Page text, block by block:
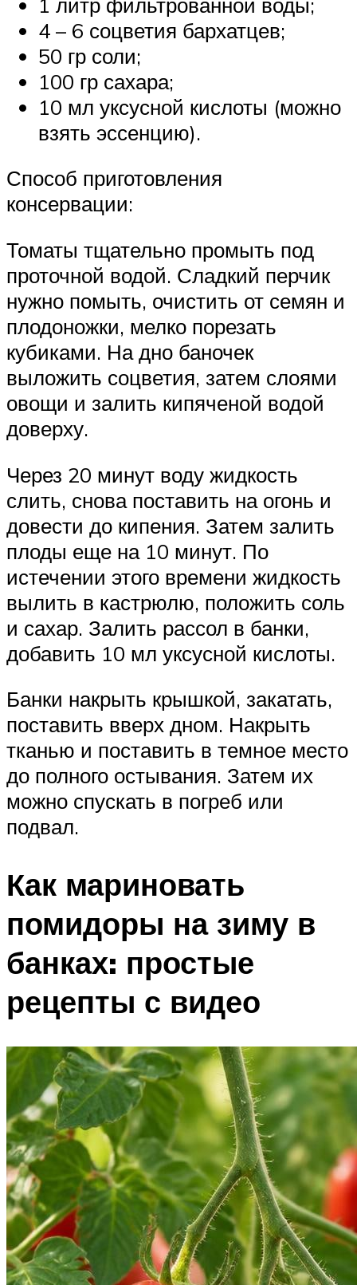
4 – 6 соцветия бархатцев;
50 гр соли;
100 гр сахара;
10 мл уксусной кислоты (можно
взять эссенцию).
Способ приготовления
консервации:
Томаты тщательно промыть под
проточной водой. Сладкий перчик
нужно помыть, очистить от семян и
плодоножки, мелко порезать
кубиками. На дно баночек
выложить соцветия, затем слоями
овощи и залить кипяченой водой
доверху.
Через 20 минут воду жидкость
слить, снова поставить на огонь и
довести до кипения. Затем залить
плоды еще на 10 минут. По
истечении этого времени жидкость
вылить в кастрюлю, положить соль
и сахар. Залить рассол в банки,
добавить 10 мл уксусной кислоты.
Банки накрыть крышкой, закатать,
поставить вверх дном. Накрыть
тканью и поставить в темное место
до полного остывания. Затем их
можно спускать в погреб или
подвал.
Как мариновать
помидоры на зиму в
банках: простые
рецепты с видео